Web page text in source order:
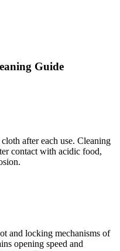
Guide
after each use. Cleaning
contact with acidic food,
and locking mechanisms of
opening speed and